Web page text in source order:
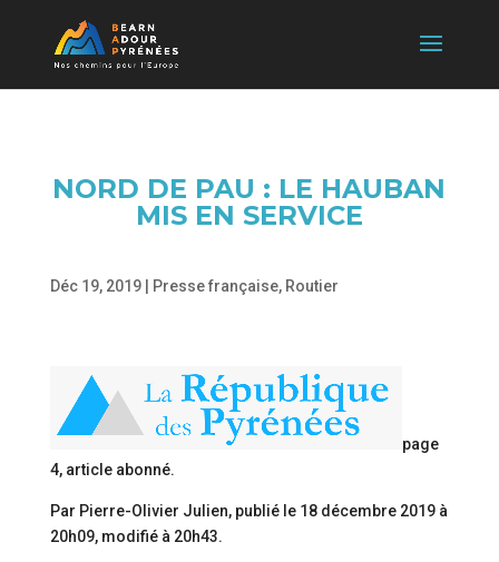
NORD DE PAU : LE HAUBAN
MIS EN SERVICE
Déc 19, 2019| Presse française, Routier
page
4, article abonné.
Par Pierre-Olivier Julien, publié le 18 décembre 2019 à
20h09, modifié à 20h43.